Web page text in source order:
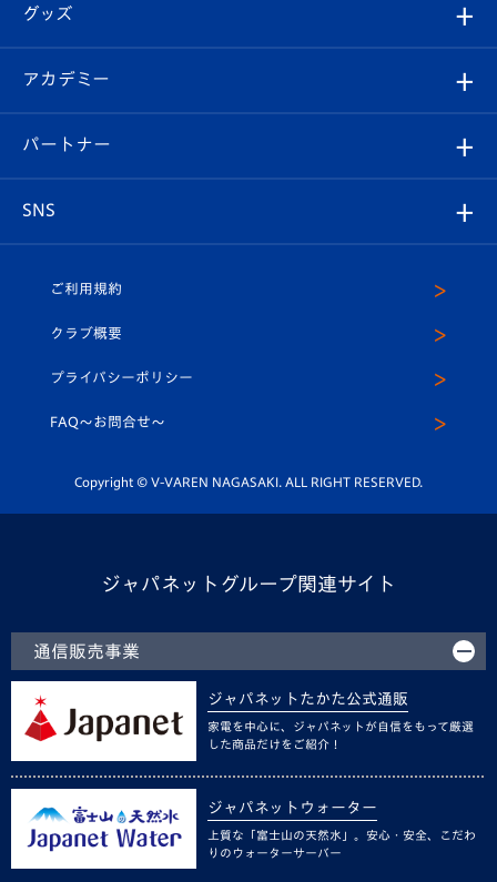
チケット
イベント
メディア
ホームタウン
スタッフプロフィール
マスコット紹介
平和祈念活動
ホームタウン活動
Revive Team
ヴィヴィくんの長崎おもてなしガイド
フォトギャラリー
スタジアムグルメ
チケット
V-LOVERS（ファンクラブ）
プレイヤーズスイート
グッズ
オンラインショップ
店舗情報
アカデミー
育成からのお知らせ
U-18
スクール
パートナー
SNS
ヴィヴィくんインスタグラム
公式LINE＠
ご利用規約
クラブ概要
プライバシーポリシー
FAQ〜お問合せ〜
Copyright © V-VAREN NAGASAKI. ALL RIGHT RESERVED.
ジャパネットグループ関連サイト
通信販売事業
ジャパネットたかた公式通販
家電を中心に、ジャパネットが自信をもって厳選
した商品だけをご紹介！
ジャパネットウォーター
上質な「富士山の天然水」。安心・安全、こだわ
りのウォーターサーバー